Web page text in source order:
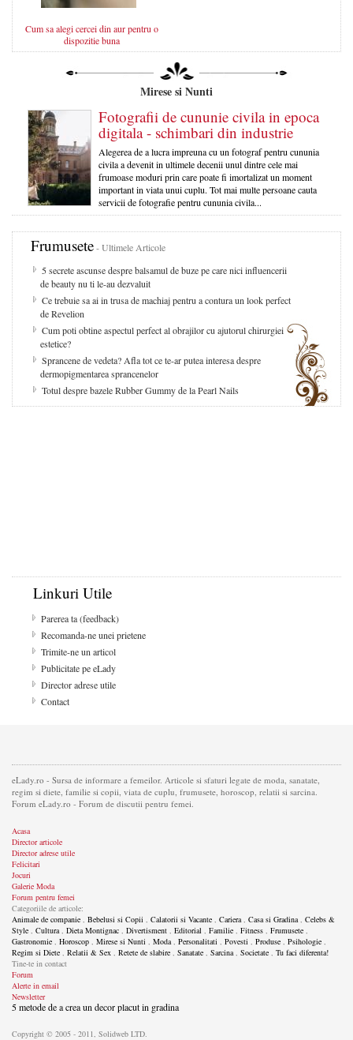
Cum sa alegi cercei din aur pentru o
dispozitie buna
Mirese si Nunti
Fotografii de cununie civila in epoca
digitala - schimbari din industrie
Alegerea de a lucra impreuna cu un fotograf pentru cununia
civila a devenit in ultimele decenii unul dintre cele mai
frumoase moduri prin care poate fi imortalizat un moment
important in viata unui cuplu. Tot mai multe persoane cauta
servicii de fotografie pentru cununia civila...
Frumusete- Ultimele Articole
5 secrete ascunse despre balsamul de buze pe care nici influencerii
de beauty nu ti le-au dezvaluit
Ce trebuie sa ai in trusa de machiaj pentru a contura un look perfect
de Revelion
Cum poti obtine aspectul perfect al obrajilor cu ajutorul chirurgiei
estetice?
Sprancene de vedeta? Afla tot ce te-ar putea interesa despre
dermopigmentarea sprancenelor
Totul despre bazele Rubber Gummy de la Pearl Nails
Linkuri Utile
Parerea ta (feedback)
Recomanda-ne unei prietene
Trimite-ne un articol
Publicitate pe eLady
Director adrese utile
Contact
eLady.ro - Sursa de informare a femeilor. Articole si sfaturi legate de moda, sanatate,
regim si diete, familie si copii, viata de cuplu, frumusete, horoscop, relatii si sarcina.
Forum eLady.ro - Forum de discutii pentru femei.
Acasa
Director articole
Director adrese utile
Felicitari
Jocuri
Galerie Moda
Forum pentru femei
Categoriile de articole:
Animale de companie , Bebelusi si Copii , Calatorii si Vacante , Cariera, Casa si Gradina, Celebs &
Style , Cultura, Dieta Montignac , Divertisment , Editorial , Familie , Fitness , Frumusete ,
Gastronomie , Horoscop , Mirese si Nunti , Moda, Personalitati , Povesti , Produse , Psihologie ,
Regim si Diete , Relatii & Sex , Retete de slabire , Sanatate , Sarcina, Societate , Tu faci diferenta!
Tine-te in contact
Forum
Alerte in email
Newsletter
5 metode de a crea un decor placut in gradina
Copyright © 2005 - 2011, Solidweb LTD.